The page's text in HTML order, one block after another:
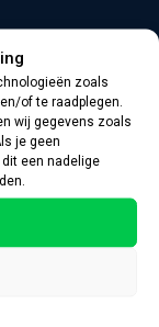
zoals
of te raadplegen.
wij gegevens zoals
je geen
een nadelige